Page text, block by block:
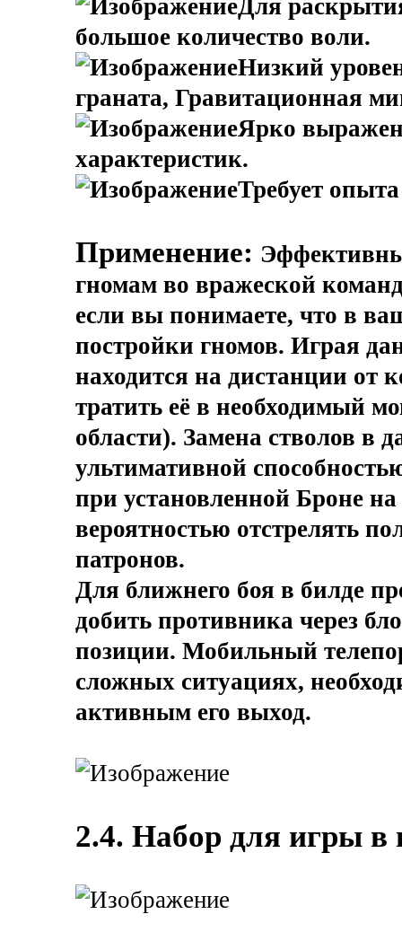
Для
большое количество воли.
Низкий
граната, Гравитационная
Ярко
характеристик.
Требует
Применение:
гномам во вражеской
если вы понимаете, что в
постройки гномов. Играя
находится на дистанции от
тратить её в необходимый
области). Замена стволов в
ультимативной
при установленной Броне
вероятностью отстрелять
патронов.
Для ближнего боя в билде
добить противника через
позиции. Мобильный
сложных ситуациях,
активным его выход.
2.4. Набор для игры в